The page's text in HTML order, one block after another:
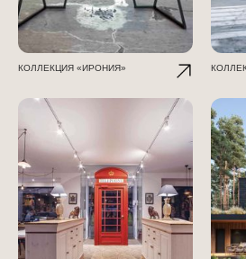
КОЛЛЕКЦИЯ «ИРОНИЯ»